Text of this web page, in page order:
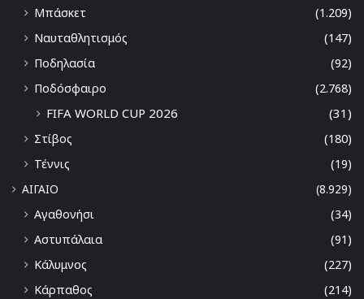
Μπάσκετ
(1.209)
Ναυταθλητισμός
(147)
Ποδηλασία
(92)
Ποδόσφαιρο
(2.768)
FIFA WORLD CUP 2026 (31)
Στίβος
(180)
Τέννις
(19)
ΑΙΓΑΙΟ
(8.929)
Αγαθονήσι
(34)
Αστυπάλαια
(91)
Κάλυμνος
(227)
Κάρπαθος
(214)